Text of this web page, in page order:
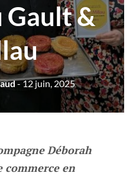
Gault &
- 12 juin, 2025
Déborah
commerce en